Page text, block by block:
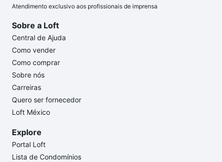
Atendimento exclusivo aos profissionais de imprensa
Sobre a Loft
Central de Ajuda
Como vender
Como comprar
Sobre nós
Carreiras
Quero ser fornecedor
Loft México
Explore
Portal Loft
Lista de Condomínios